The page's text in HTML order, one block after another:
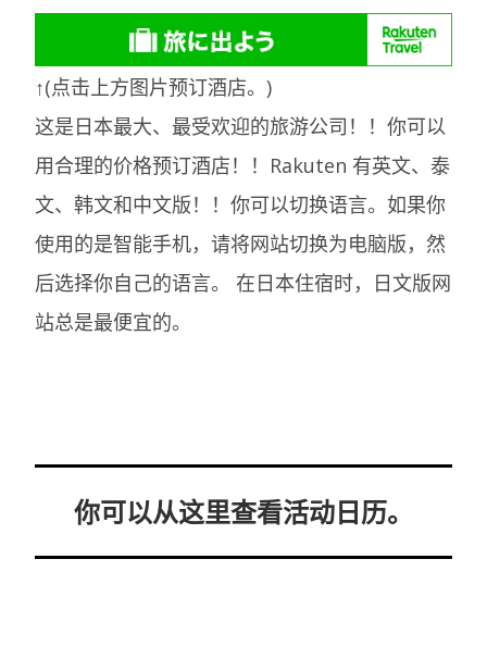
↑(点击上方图片预订酒店。)
这是日本最大、最受欢迎的旅游公司！！你可以
用合理的价格预订酒店！！Rakuten 有英文、泰
文、韩文和中文版！！你可以切换语言。如果你
使用的是智能手机，请将网站切换为电脑版，然
后选择你自己的语言。在日本住宿时，日文版网
站总是最便宜的。
你可以从这里查看活动日历。